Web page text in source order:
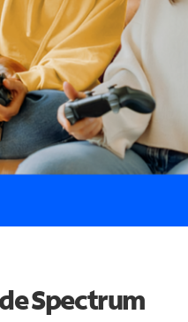
Spectrum